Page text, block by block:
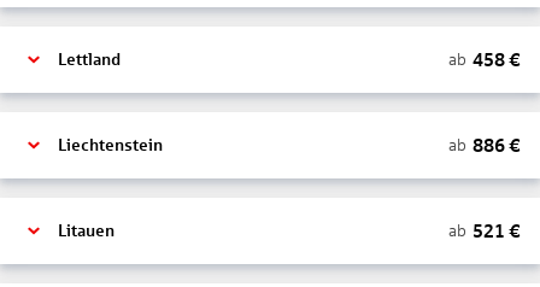
Lettland ab 458€
Liechtenstein ab 886€
Litauen ab 521 €